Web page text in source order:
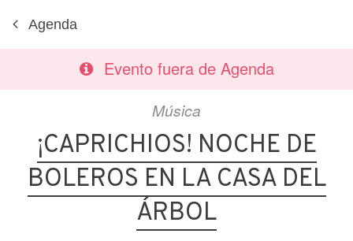
Agenda
Evento fuera de Agenda
Música
¡CAPRICHIOS! NOCHE DE
BOLEROS EN LA CASA DEL
ÁRBOL